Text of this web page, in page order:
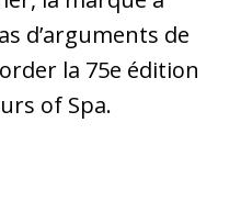
d’arguments de
la 75e édition
of Spa.